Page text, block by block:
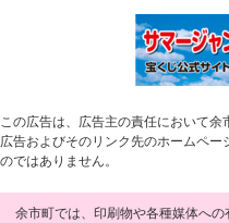
この広告は、広告主の責任において余
広告およびそのリンク先のホームペ
のではありません。
余市町では、印刷物や各種媒体への